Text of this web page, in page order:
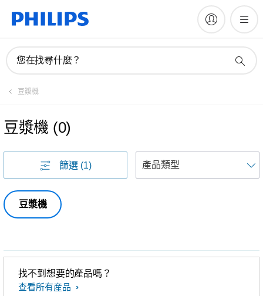
您在找尋什麼？
豆漿機
豆漿機 (0)
篩選 (1)
豆漿機
找不到想要的產品嗎？
查看所有産品